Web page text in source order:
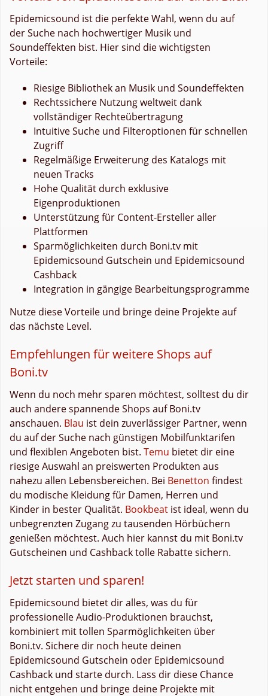
Epidemicsound ist die perfekte Wahl, wenn du auf
der Suche nach hochwertiger Musik und
Soundeffekten bist. Hier sind die wichtigsten
Vorteile:
Riesige Bibliothek an Musik und Soundeffekten
Rechtssichere Nutzung weltweit dank
vollständiger Rechteübertragung
Intuitive Suche und Filteroptionen für schnellen
Zugriff
Regelmäßige Erweiterung des Katalogs mit
neuen Tracks
Hohe Qualität durch exklusive
Eigenproduktionen
Unterstützung für Content-Ersteller aller
Plattformen
Sparmöglichkeiten durch Boni.tv mit
Epidemicsound Gutschein und Epidemicsound
Cashback
Integration in gängige Bearbeitungsprogramme
Nutze diese Vorteile und bringe deine Projekte auf
das nächste Level.
Empfehlungen für weitere Shops auf
Boni.tv
Wenn du noch mehr sparen möchtest, solltest du dir
auch andere spannende Shops auf Boni.tv
anschauen. Blau ist dein zuverlässiger Partner, wenn
du auf der Suche nach günstigen Mobilfunktarifen
und flexiblen Angeboten bist. Temu bietet dir eine
riesige Auswahl an preiswerten Produkten aus
nahezu allen Lebensbereichen. Bei Benetton findest
du modische Kleidung für Damen, Herren und
Kinder in bester Qualität. Bookbeat ist ideal, wenn du
unbegrenzten Zugang zu tausenden Hörbüchern
genießen möchtest. Auch hier kannst du mit Boni.tv
Gutscheinen und Cashback tolle Rabatte sichern.
Jetzt starten und sparen!
Epidemicsound bietet dir alles, was du für
professionelle Audio-Produktionen brauchst,
kombiniert mit tollen Sparmöglichkeiten über
Boni.tv. Sichere dir noch heute deinen
Epidemicsound Gutschein oder Epidemicsound
Cashback und starte durch. Lass dir diese Chance
nicht entgehen und bringe deine Projekte mit